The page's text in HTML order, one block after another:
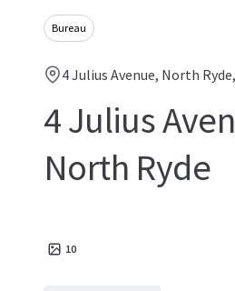
Bureau
4 Julius Avenue, North
4 Julius
North Ryde
10